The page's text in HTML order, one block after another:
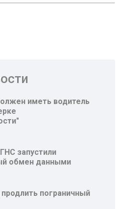
иметь водитель
запустили
обмен данными
пограничный